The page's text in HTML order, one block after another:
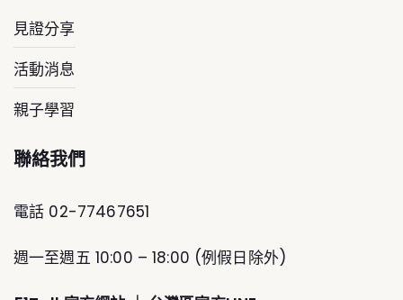
見證分享
活動消息
親子學習
聯絡我們
電話 02-77467651
週一至週五 10:00 – 18:00 (例假日除外)